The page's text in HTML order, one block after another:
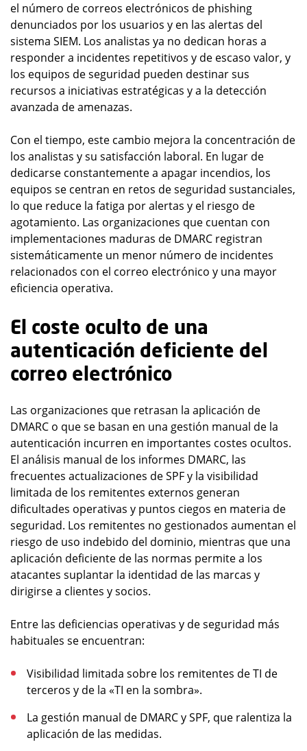
el número de correos electrónicos de phishing
denunciados por los usuarios y en las alertas del
sistema SIEM. Los analistas ya no dedican horas a
responder a incidentes repetitivos y de escaso valor, y
los equipos de seguridad pueden destinar sus
recursos a iniciativas estratégicas y a la detección
avanzada de amenazas.
Con el tiempo, este cambio mejora la concentración de
los analistas y su satisfacción laboral. En lugar de
dedicarse constantemente a apagar incendios, los
equipos se centran en retos de seguridad sustanciales,
lo que reduce la fatiga por alertas y el riesgo de
agotamiento. Las organizaciones que cuentan con
implementaciones maduras de DMARC registran
sistemáticamente un menor número de incidentes
relacionados con el correo electrónico y una mayor
eficiencia operativa.
El coste oculto de una
autenticación deficiente del
correo electrónico
Las organizaciones que retrasan la aplicación de
DMARC o que se basan en una gestión manual de la
autenticación incurren en importantes costes ocultos.
El análisis manual de los informes DMARC, las
frecuentes actualizaciones de SPF y la visibilidad
limitada de los remitentes externos generan
dificultades operativas y puntos ciegos en materia de
seguridad. Los remitentes no gestionados aumentan el
riesgo de uso indebido del dominio, mientras que una
aplicación deficiente de las normas permite a los
atacantes suplantar la identidad de las marcas y
dirigirse a clientes y socios.
Entre las deficiencias operativas y de seguridad más
habituales se encuentran:
Visibilidad limitada sobre los remitentes de TI de
terceros y de la «TI en la sombra».
La gestión manual de DMARC y SPF, que ralentiza la
aplicación de las medidas.